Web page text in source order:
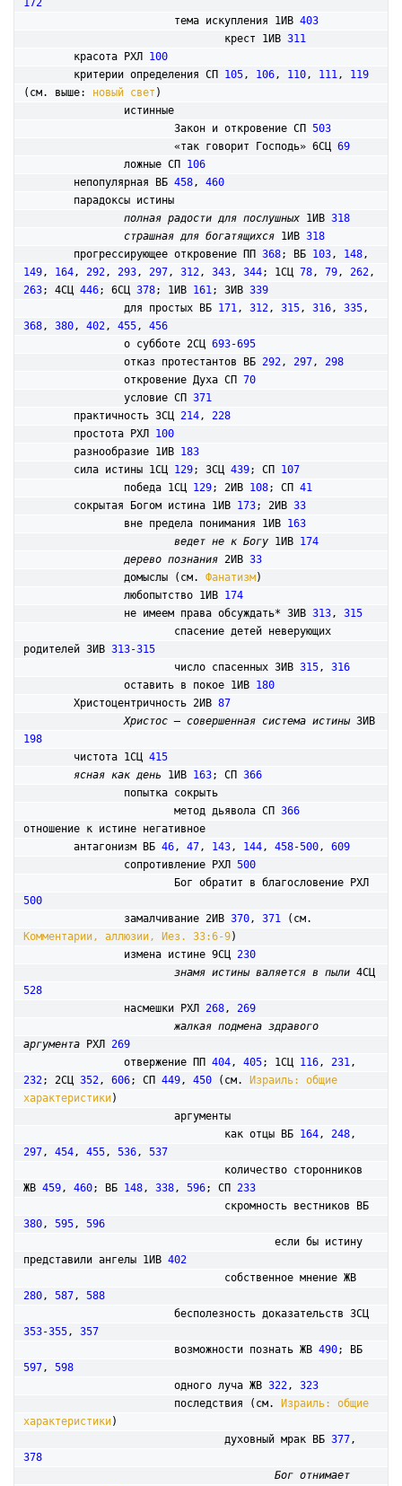
172
			тема искупления 1ИВ
403
				крест 1ИВ
311
	красота РХЛ
100
	критерии определения СП
105, 106, 110, 111, 119
(см. выше: новый свет )
			Закон и откровение СП
503
			«так говорит Господь» 6СЦ
69
		ложные СП
106
	непопулярная ВБ
458, 460
полная радости для послушных 1ИВ 318
страшная для богатящихся 1ИВ 318
прогрессирующее откровение ПП 368; ВБ 103, 148
149, 164, 292, 293, 297, 312, 343, 344; 1СЦ 78, 79, 262
263; 4СЦ 446; 6СЦ 378; 1ИВ 161; 3ИВ 339
		для простых ВБ
171, 312, 315, 316, 335
368, 380, 402, 455, 456
		о субботе 2СЦ
693-695
		отказ протестантов ВБ
292, 297, 298
		откровение Духа СП
70
		условие СП
371
	практичность 3СЦ
214, 228
	простота РХЛ
100
	разнообразие 1ИВ
183
	сила истины 1СЦ
129; 3СЦ 439; СП 107
		победа 1СЦ
129; 2ИВ 108; СП 41
	сокрытая Богом истина 1ИВ
173; 2ИВ 33
		вне предела понимания 1ИВ
163
ведет не к Богу 1ИВ 174
дерево познания 2ИВ 33
		домыслы (см.
Фанатизм)
		любопытство 1ИВ
174
		не имеем права обсуждать* 3ИВ
313, 315
родителей 3ИВ 313-315
			число спасенных 3ИВ
315, 316
		оставить в покое 1ИВ
180
	Христоцентричность 2ИВ
87
Христос – совершенная система истины
198
	чистота 1СЦ
415
ясная как день 1ИВ 163; СП 366
			метод дьявола СП
366
отношение к истине негативное
	антагонизм ВБ
46, 47, 143, 144, 458-500, 609
		сопротивление РХЛ
500
500
		замалчивание 2ИВ
370, 371
Комментарии, аллюзии, Иез. 33:6-9)
		измена истине 9СЦ
230
знамя истины валяется в пыли
528
		насмешки РХЛ
268, 269
жалкая подмена здравого
аргумента РХЛ 269
		отвержение ПП
404, 405; 1СЦ 116, 231
232; 2СЦ 352, 606; СП 449, 450 (см.
Израиль: общие
характеристики)
				как отцы ВБ
164, 248
297, 454, 455, 536, 537
ЖВ 459, 460; ВБ 148, 338, 596; СП 233
380, 595, 596
представили ангелы 1ИВ 402
280, 587, 588
353-355, 357
			возможности познать ЖВ
490
597, 598
			одного луча ЖВ
322, 323
			последствия (см.
Израиль: общие
характеристики)
				духовный мрак ВБ
377
378
Бог отнимает